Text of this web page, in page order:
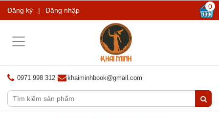
Đăng ký | Đăng nhập 0
Toggle
0971 998 312 khaiminhbook@gmail.com